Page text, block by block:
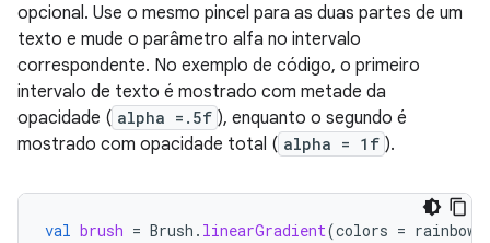
opcional. Use o mesmo pincel para as duas partes de um
texto e mude o parâmetro alfa no intervalo
correspondente. No exemplo de código, o primeiro
intervalo de texto é mostrado com metade da
opacidade ( alpha =.5f ), enquanto o segundo é
mostrado com opacidade total ( alpha = 1f ).
val brush = Brush . linearGradient(colors =